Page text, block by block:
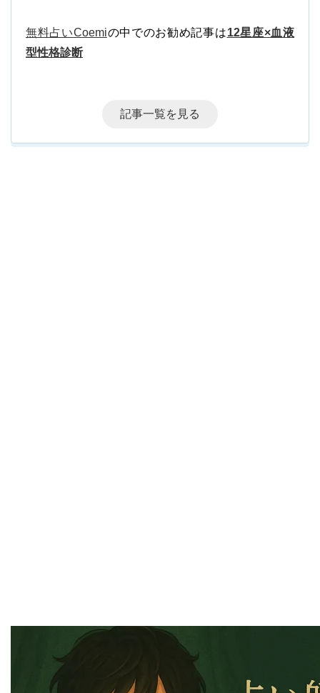
無料占いCoemiの中でのお勧め記事は12星座×血液
型性格診断
記事一覧を見る